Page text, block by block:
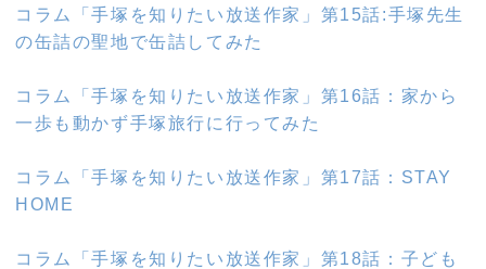
コラム「手塚を知りたい放送作家」第15話:手塚先生
の缶詰の聖地で缶詰してみた
コラム「手塚を知りたい放送作家」第16話：家から
一歩も動かず手塚旅行に行ってみた
コラム「手塚を知りたい放送作家」第17話：STAY
HOME
コラム「手塚を知りたい放送作家」第18話：子ども